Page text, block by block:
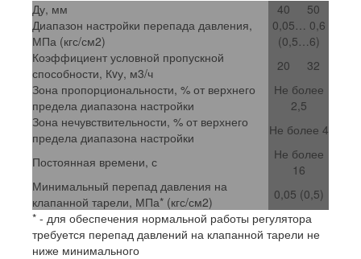
Ду, мм 40
50
Диапазон настройки перепада давления,
МПа (кгс/см2)
0,05… 0,6
(0,5…6)
Коэффициент условной пропускной
способности, Кvу, м3/ч
20
32
Зона пропорциональности, % от верхнего
предела диапазона настройки
Не более
2,5
Зона нечувствительности, % от верхнего
предела диапазона настройки
Не более 4
Постоянная времени, с
Не более
16
Минимальный перепад давления на
клапанной тарели, МПа* (кгс/см2)
0,05 (0,5)
* - для обеспечения нормальной работы регулятора
требуется перепад давлений на клапанной тарели не
ниже минимального